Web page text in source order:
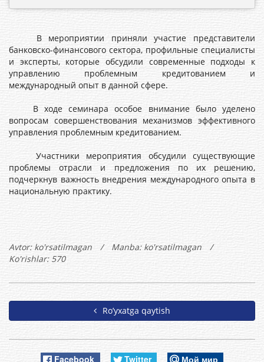
В мероприятии приняли участие представители
банковско-финансового сектора, профильные специалисты
и эксперты, которые обсудили современные подходы к
управлению проблемным кредитованием и
международный опыт в данной сфере.
В ходе семинара особое внимание было уделено
вопросам совершенствования механизмов эффективного
управления проблемным кредитованием.
Участники мероприятия обсудили существующие
проблемы отрасли и предложения по их решению,
подчеркнув важность внедрения международного опыта в
национальную практику.
Avtor: ko'rsatilmagan / Manba: ko'rsatilmagan
/
Ko'rishlar: 570
Ro’yxatga qaytish
Facebook Twitter Мой мир